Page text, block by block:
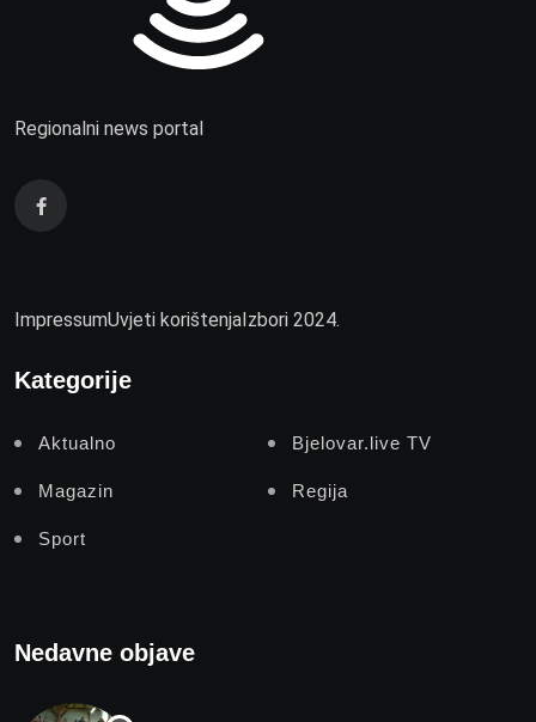
Regionalni news portal
ImpressumUvjeti korištenja Izbori 2024.
Kategorije
Aktualno Bjelovar.live TV
Magazin Regija
Sport
Nedavne objave